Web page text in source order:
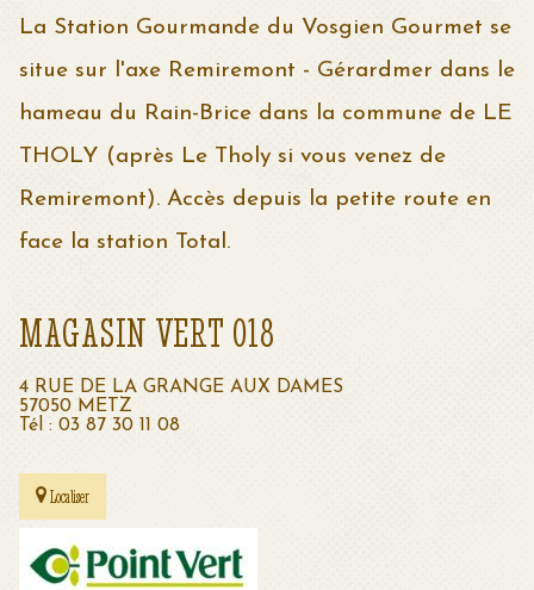
La Station Gourmande du Vosgien Gourmet se
situe sur l'axe Remiremont - Gérardmer dans le
hameau du Rain-Brice dans la commune de LE
THOLY (après Le Tholy si vous venez de
Remiremont). Accès depuis la petite route en
face la station Total.
MAGASIN VERT 018
4 RUE DE LA GRANGE AUX DAMES
57050 METZ
Tél : 03 87 30 11 08
Localiser